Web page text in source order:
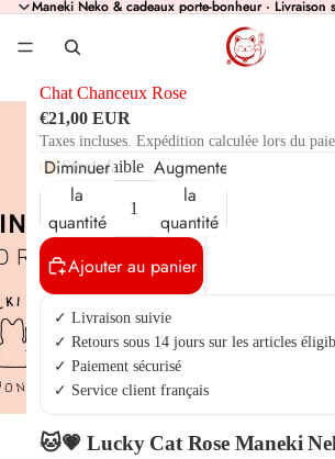
Maneki Neko & cadeaux porte-bonheur · Livraison
Maneki Neko & cadeaux porte-bonheur · Livraison
Chat Chanceux Rose
€21,00 EUR
Taxes incluses. Expédition calculée lors du
Stock faible
Diminuer
la
quantité
Augmenter
la
quantité
Ajouter au panier
✓ Livraison suivie
✓ Retours sous 14 jours sur les articles
✓ Paiement sécurisé
✓ Service client français
🐱💗 Lucky Cat Rose Maneki